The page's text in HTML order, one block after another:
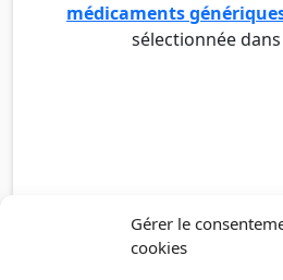
Gérer le
cookies
médicaments
sélectionnée dans